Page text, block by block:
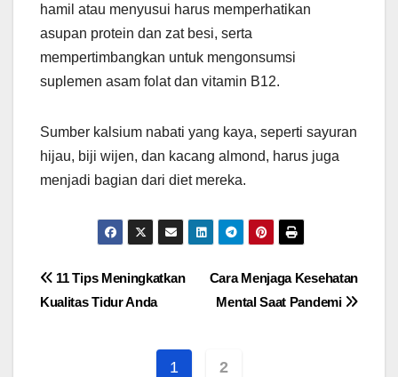
hamil atau menyusui harus memperhatikan
asupan protein dan zat besi, serta
mempertimbangkan untuk mengonsumsi
suplemen asam folat dan vitamin B12.
Sumber kalsium nabati yang kaya, seperti sayuran
hijau, biji wijen, dan kacang almond, harus juga
menjadi bagian dari diet mereka.
Navigasi
Cara Menjaga Kesehatan
Mental Saat Pandemi
11 Tips Meningkatkan
Kualitas Tidur Anda
1 2